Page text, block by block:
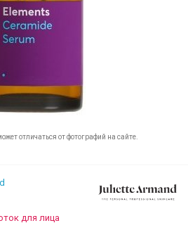
отличаться от фотографий на сайте.
для лица